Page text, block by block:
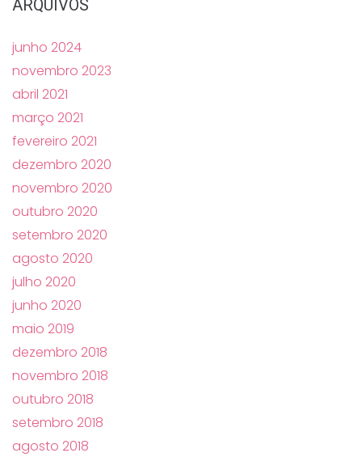
ARQUIVOS
junho 2024
novembro 2023
abril 2021
março 2021
fevereiro 2021
dezembro 2020
novembro 2020
outubro 2020
setembro 2020
agosto 2020
julho 2020
junho 2020
maio 2019
dezembro 2018
novembro 2018
outubro 2018
setembro 2018
agosto 2018